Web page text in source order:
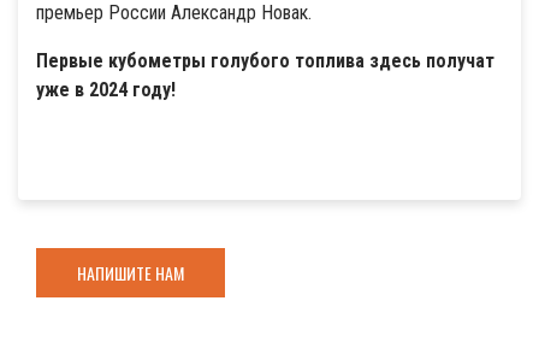
премьер России Александр Новак.
Первые кубометры голубого топлива здесь получат
уже в 2024 году!
НАПИШИТЕ НАМ